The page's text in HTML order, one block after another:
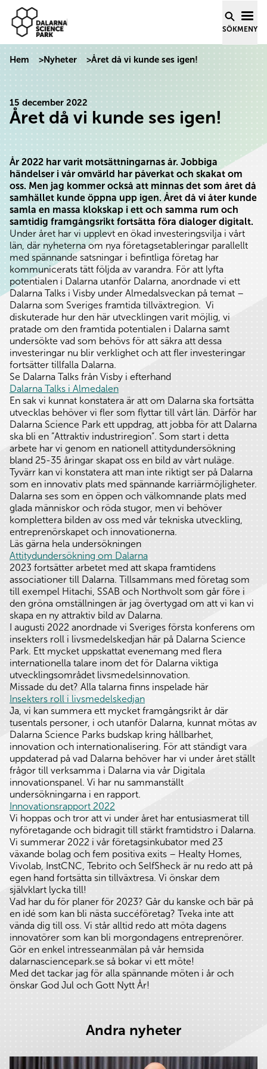
Hoppa till innehåll
Dalarna Science Park
SÖKMENY
Hem >Nyheter >Året då vi kunde ses igen!
15 december 2022
Året då vi kunde ses igen!
År 2022 har varit motsättningarnas år. Jobbiga
händelser i vår omvärld har påverkat och skakat om
oss. Men jag kommer också att minnas det som året då
samhället kunde öppna upp igen. Året då vi åter kunde
samla en massa klokskap i ett och samma rum och
samtidig framgångsrikt fortsätta föra dialoger digitalt.
Under året har vi upplevt en ökad investeringsvilja i vårt
län, där nyheterna om nya företagsetableringar parallellt
med spännande satsningar i befintliga företag har
kommunicerats tätt följda av varandra. För att lyfta
potentialen i Dalarna utanför Dalarna, anordnade vi ett
Dalarna Talks i Visby under Almedalsveckan på temat –
Dalarna som Sveriges framtida tillväxtregion. Vi
diskuterade hur den här utvecklingen varit möjlig, vi
pratade om den framtida potentialen i Dalarna samt
undersökte vad som behövs för att säkra att dessa
investeringar nu blir verklighet och att fler investeringar
fortsätter tillfalla Dalarna.
Se Dalarna Talks från Visby i efterhand
Dalarna Talks i Almedalen
En sak vi kunnat konstatera är att om Dalarna ska fortsätta
utvecklas behöver vi fler som flyttar till vårt län. Därför har
Dalarna Science Park ett uppdrag, att jobba för att Dalarna
ska bli en ”Attraktiv industriregion”. Som start i detta
arbete har vi genom en nationell attitydundersökning
bland 25-35 åringar skapat oss en bild av vårt nuläge.
Tyvärr kan vi konstatera att man inte riktigt ser på Dalarna
som en innovativ plats med spännande karriärmöjligheter.
Dalarna ses som en öppen och välkomnande plats med
glada människor och röda stugor, men vi behöver
komplettera bilden av oss med vår tekniska utveckling,
entreprenörskapet och innovationerna.
Läs gärna hela undersökningen
Attitydundersökning om Dalarna
2023 fortsätter arbetet med att skapa framtidens
associationer till Dalarna. Tillsammans med företag som
till exempel Hitachi, SSAB och Northvolt som går före i
den gröna omställningen är jag övertygad om att vi kan vi
skapa en ny attraktiv bild av Dalarna.
I augusti 2022 anordnade vi Sveriges första konferens om
insekters roll i livsmedelskedjan här på Dalarna Science
Park. Ett mycket uppskattat evenemang med flera
internationella talare inom det för Dalarna viktiga
utvecklingsområdet livsmedelsinnovation.
Missade du det? Alla talarna finns inspelade här
Insekters roll i livsmedelskedjan
Ja, vi kan summera ett mycket framgångsrikt år där
tusentals personer, i och utanför Dalarna, kunnat mötas av
Dalarna Science Parks budskap kring hållbarhet,
innovation och internationalisering. För att ständigt vara
uppdaterad på vad Dalarna behöver har vi under året ställt
frågor till verksamma i Dalarna via vår Digitala
innovationspanel. Vi har nu sammanställt
undersökningarna i en rapport.
Innovationsrapport 2022
Vi hoppas och tror att vi under året har entusiasmerat till
nyföretagande och bidragit till stärkt framtidstro i Dalarna.
Vi summerar 2022 i vår företagsinkubator med 23
växande bolag och fem positiva exits – Healty Homes,
Vivolab, InstCNC, Tebrito och SelfSheck är nu redo att på
egen hand fortsätta sin tillväxtresa. Vi önskar dem
självklart lycka till!
Vad har du för planer för 2023? Går du kanske och bär på
en idé som kan bli nästa succéföretag? Tveka inte att
vända dig till oss. Vi står alltid redo att möta dagens
innovatörer som kan bli morgondagens entreprenörer.
Gör en enkel intresseanmälan på vår hemsida
dalarnasciencepark.se så bokar vi ett möte!
Med det tackar jag för alla spännande möten i år och
önskar God Jul och Gott Nytt År!
Andra nyheter